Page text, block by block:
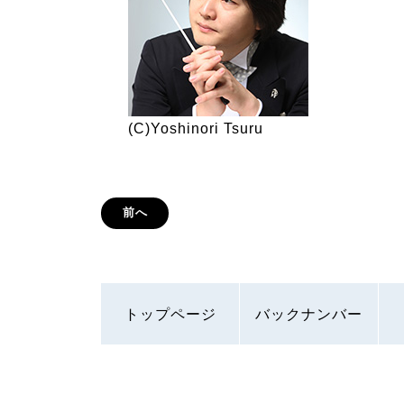
(C)Yoshinori Tsuru
前へ
トップページ バックナンバー